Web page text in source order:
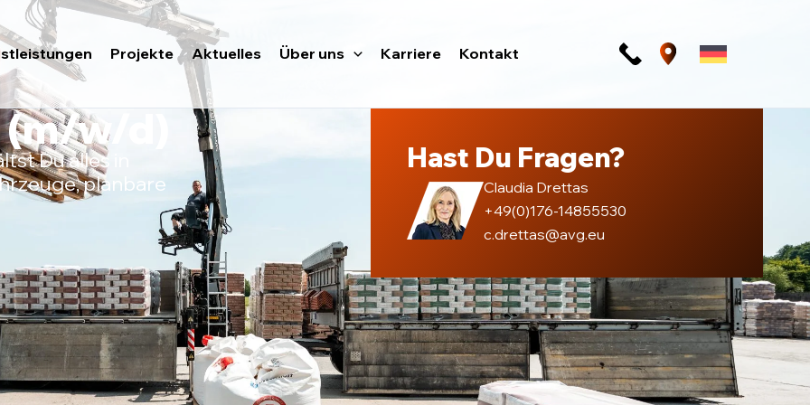
Projekte Aktuelles Über uns Karriere Kontakt
w/d)
Du alles in
planbare
Hast Du Fragen?
Claudia Drettas
+49(0)176-14855530
c.drettas@avg.eu